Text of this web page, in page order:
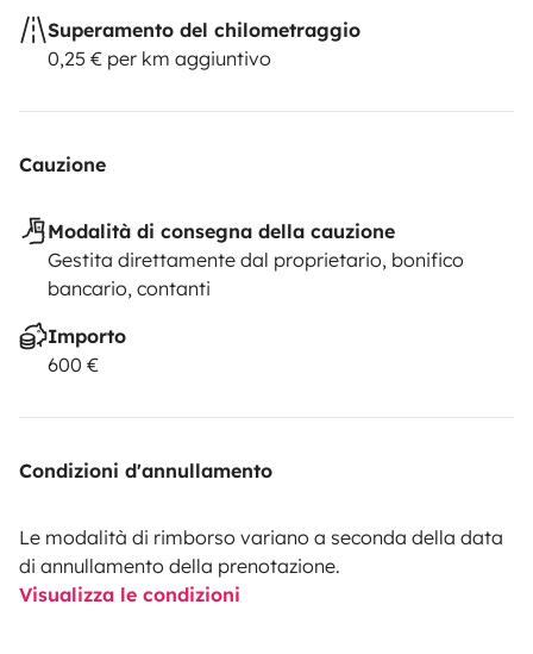
Superamento del chilometraggio
0,25 € per km aggiuntivo
Cauzione
Modalità di consegna della cauzione
Gestita direttamente dal proprietario, bonifico
bancario, contanti
Importo
600 €
Condizioni d'annullamento
Le modalità di rimborso variano a seconda della data
di annullamento della prenotazione.
Visualizza le condizioni